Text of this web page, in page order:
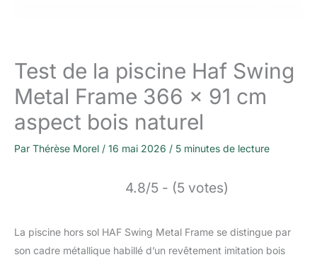
Test de la piscine Haf Swing
Metal Frame 366 x 91 cm
aspect bois naturel
Par Thérèse Morel / 16 mai 2026 / 5 minutes de lecture
4.8/5 - (5 votes)
La piscine hors sol HAF Swing Metal Frame se distingue par
son cadre métallique habillé d’un revêtement imitation bois